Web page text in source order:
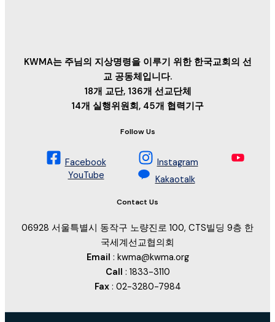
KWMA는 주님의 지상명령을 이루기 위한 한국교회의 선
교 공동체입니다.
18개 교단, 136개 선교단체
14개 실행위원회, 45개 협력기구
Follow Us
Facebook
Instagram
YouTube
Kakaotalk
Contact Us
06928 서울특별시 동작구 노량진로 100, CTS빌딩 9층 한
국세계선교협의회
Email : kwma@kwma.org
Call : 1833-3110
Fax : 02-3280-7984